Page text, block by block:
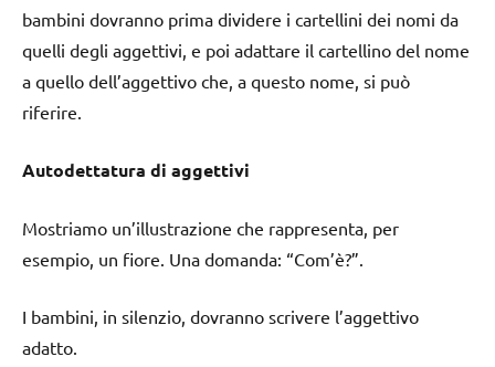
bambini dovranno prima dividere i cartellini dei nomi da
quelli degli aggettivi, e poi adattare il cartellino del nome
a quello dell’aggettivo che, a questo nome, si può
riferire.
Autodettatura di aggettivi
Mostriamo un’illustrazione che rappresenta, per
esempio, un fiore. Una domanda: “Com’è?”.
I bambini, in silenzio, dovranno scrivere l’aggettivo
adatto.